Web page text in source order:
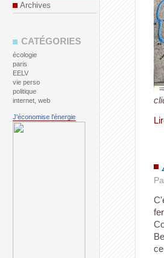
Archives
CATÉGORIES
écologie
paris
EELV
vie perso
politique
internet, web
J'économise l'énergie